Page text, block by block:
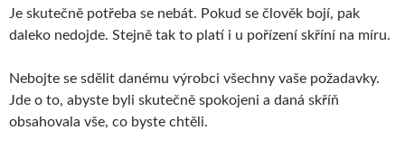
Je skutečně potřeba se nebát. Pokud se člověk bojí, pak
daleko nedojde. Stejně tak to platí i u pořízení skříní na míru.
Nebojte se sdělit danému výrobci všechny vaše požadavky.
Jde o to, abyste byli skutečně spokojeni a daná skříň
obsahovala vše, co byste chtěli.